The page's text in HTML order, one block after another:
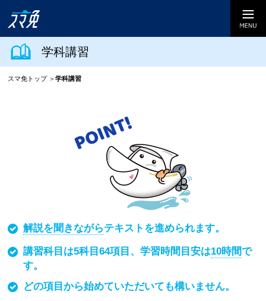
学科講習
スマ免トップ 学科講習
解説を聞きながらテキストを進められます。
講習科目は5科目64項目、学習時間目安は10時間で
す。
どの項目から始めていただいても構いません。